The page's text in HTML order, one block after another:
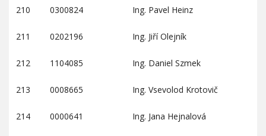
210 0300824 Ing. Pavel Heinz
211 0202196 Ing. Jiří Olejník
212 1104085 Ing. Daniel Szmek
213 0008665 Ing. Vsevolod Krotovič
214 0000641 Ing. Jana Hejnalová